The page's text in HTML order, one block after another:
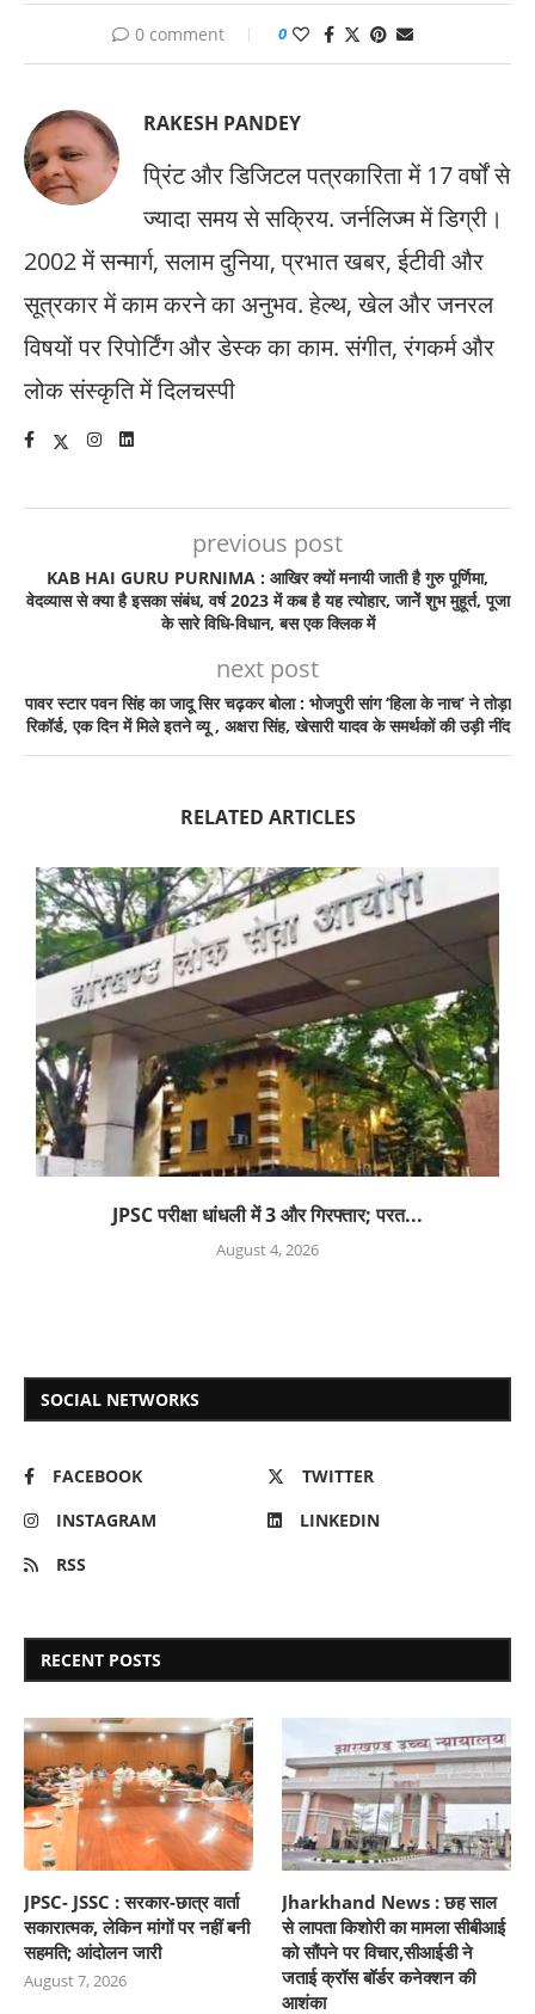
0 comment 0
RAKESH PANDEY
प्रिंट और डिजिटल पत्रकारिता में 17 वर्षों से
ज्यादा समय से सक्रिय. जर्नलिज्म में डिग्री।
2002 में सन्मार्ग, सलाम दुनिया, प्रभात खबर, ईटीवी और
सूत्रकार में काम करने का अनुभव. हेल्थ, खेल और जनरल
विषयों पर रिपोर्टिंग और डेस्क का काम. संगीत, रंगकर्म और
लोक संस्कृति में दिलचस्पी
previous post
KAB HAI GURU PURNIMA : आखिर क्यों मनायी जाती है गुरु पूर्णिमा,
वेदव्यास से क्या है इसका संबंध, वर्ष 2023 में कब है यह त्योहार, जानेें शुभ मुहूर्त, पूजा
के सारे विधि-विधान, बस एक क्लिक में
next post
पावर स्टार पवन सिंह का जादू सिर चढ़कर बोला : भोजपुरी सांग ‘हिला के नाच’ ने तोड़ा
रिकॉर्ड, एक दिन में मिले इतने व्यू , अक्षरा सिंह, खेसारी यादव के समर्थकों की उड़ी नींद
RELATED ARTICLES
JPSC परीक्षा धांधली में 3 और गिरफ्तार; परत...
August 4, 2026
SOCIAL NETWORKS
FACEBOOK
TWITTER
INSTAGRAM
LINKEDIN
RSS
RECENT POSTS
JPSC- JSSC : सरकार-छात्र वार्ता
सकारात्मक, लेकिन मांगों पर नहीं बनी
सहमति; आंदोलन जारी
August 7, 2026
Jharkhand News : छह साल
से लापता किशोरी का मामला सीबीआई
को सौंपने पर विचार,सीआईडी ने
जताई क्रॉस बॉर्डर कनेक्शन की
आशंका